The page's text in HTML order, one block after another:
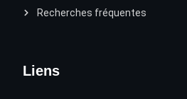
Liens
Recherches fréquentes